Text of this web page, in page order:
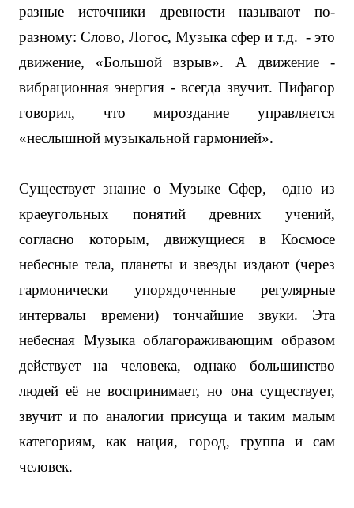
разные источники древности называют по-
разному: Слово, Логос, Музыка сфер и т.д. - это
движение, «Большой взрыв». А движение -
вибрационная энергия - всегда звучит. Пифагор
говорил, что мироздание управляется
«неслышной музыкальной гармонией».
Существует знание о Музыке Сфер,
одно из
краеугольных понятий древних учений,
согласно которым, движущиеся в Космосе
небесные тела, планеты и звезды издают (через
гармонически упорядоченные регулярные
интервалы времени) тончайшие звуки. Эта
небесная Музыка облагораживающим образом
действует на человека, однако большинство
людей её не воспринимает, но она существует,
звучит и по аналогии присуща и таким малым
категориям, как нация, город, группа и сам
человек.